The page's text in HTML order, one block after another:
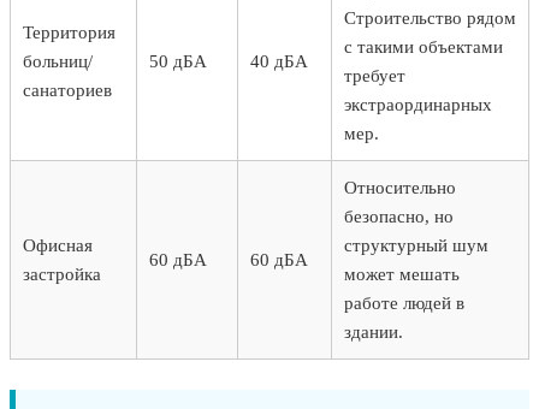
Территория
больниц/
санаториев
50 дБА 40 дБА
Строительство рядом
с такими объектами
требует
экстраординарных
мер.
Офисная
застройка
60 дБА 60 дБА
Относительно
безопасно, но
структурный шум
может мешать
работе людей в
здании.